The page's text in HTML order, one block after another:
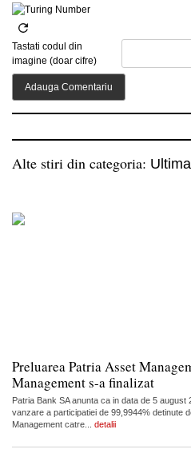
Tastati codul din
imagine (doar cifre)
Alte stiri din categoria:
Preluarea Patria Asset
Management s-a finalizat
Patria Bank SA anunta ca in data de 5
vanzare a participatiei de 99,9944% detinute
Management catre... detalii